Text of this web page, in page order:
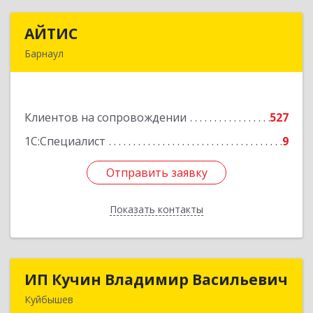
АЙТИС
Барнаул
Клиентов на сопровождении
527
1С:Специалист
9
Отправить заявку
Показать контакты
Подробнее
Отправить заявку
Назад
ИП Кучин Владимир Васильевич
Куйбышев
ИП Кучин Владимир Васильевич